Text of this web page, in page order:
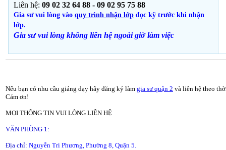
Liên hệ: 09 02 32 64 88 - 09 02 95 75 88
Gia sư vui lòng vào quy trình nhận lớp đọc kỹ trước khi nhận
lớp.
Gia sư vui lòng không liên hệ ngoài giờlàm việc
Nếu bạn có nhu cầu giảng dạy hãy đăng ký làm gia sư quận 2 và liên hệ theo
Cám ơn!
MỌI THÔNG TIN VUI LÒNG LIÊN HỆ
VĂN PHÒNG 1:
Địa chỉ: Nguyễn Tri Phương, Phường 8, Quận 5.